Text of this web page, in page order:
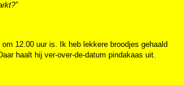
12.00 uur is. Ik heb lekkere broodjes gehaald
haalt hij ver-over-de-datum pindakaas uit.